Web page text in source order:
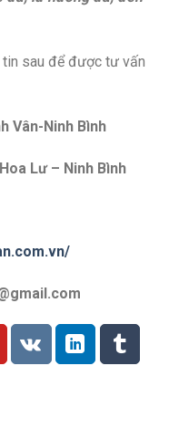
sau để được tư vấn
Vân-Ninh Bình
Lư – Ninh Bình